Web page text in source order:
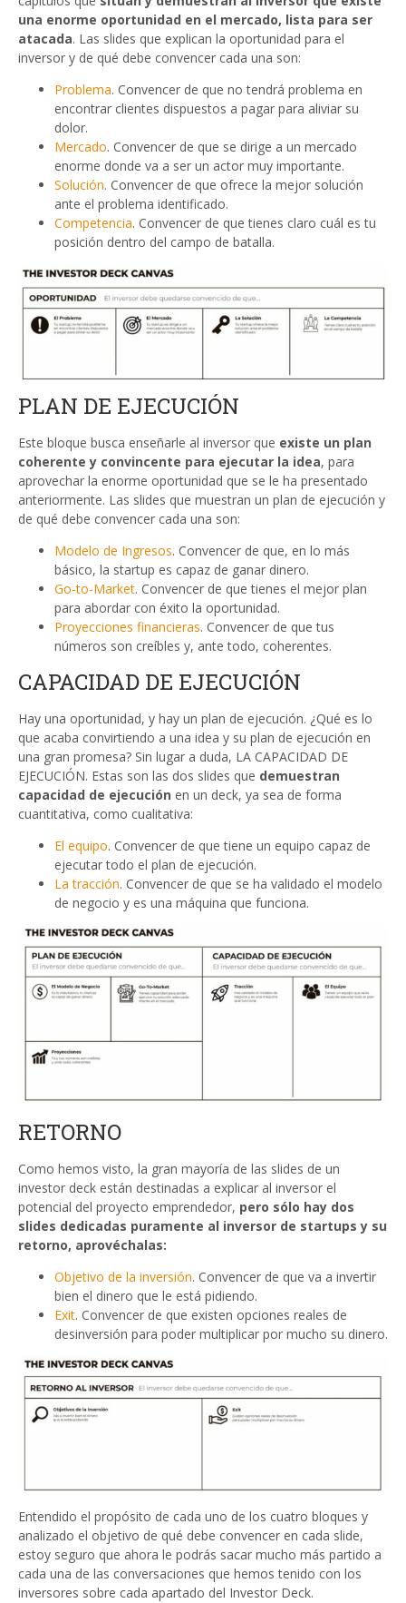
una enorme oportunidad en el mercado, lista para ser
atacada. Las slides que explican la oportunidad para el
inversor y de qué debe convencer cada una son:
Problema. Convencer de que no tendrá problema en
encontrar clientes dispuestos a pagar para aliviar su
dolor.
Mercado. Convencer de que se dirige a un mercado
enorme donde va a ser un actor muy importante.
Solución. Convencer de que ofrece la mejor solución
ante el problema identificado.
Competencia. Convencer de que tienes claro cuál es tu
posición dentro del campo de batalla.
PLAN DE EJECUCIÓN
Este bloque busca enseñarle al inversor que existe un plan
coherente y convincente para ejecutar la idea, para
aprovechar la enorme oportunidad que se le ha presentado
anteriormente. Las slides que muestran un plan de ejecución y
de qué debe convencer cada una son:
Modelo de Ingresos. Convencer de que, en lo más
básico, la startup es capaz de ganar dinero.
Go-to-Market. Convencer de que tienes el mejor plan
para abordar con éxito la oportunidad.
Proyecciones financieras. Convencer de que tus
números son creíbles y, ante todo, coherentes.
CAPACIDAD DE EJECUCIÓN
Hay una oportunidad, y hay un plan de ejecución. ¿Qué es lo
que acaba convirtiendo a una idea y su plan de ejecución en
una gran promesa? Sin lugar a duda, LA CAPACIDAD DE
EJECUCIÓN. Estas son las dos slides que demuestran
capacidad de ejecución en un deck, ya sea de forma
cuantitativa, como cualitativa:
El equipo. Convencer de que tiene un equipo capaz de
ejecutar todo el plan de ejecución.
La tracción. Convencer de que se ha validado el modelo
de negocio y es una máquina que funciona.
RETORNO
Como hemos visto, la gran mayoría de las slides de un
investor deck están destinadas a explicar al inversor el
potencial del proyecto emprendedor, pero sólo hay dos
slides dedicadas puramente al inversor de startups y su
retorno, aprovéchalas:
Objetivo de la inversión. Convencer de que va a invertir
bien el dinero que le está pidiendo.
Exit. Convencer de que existen opciones reales de
desinversión para poder multiplicar por mucho su dinero.
Entendido el propósito de cada uno de los cuatro bloques y
analizado el objetivo de qué debe convencer en cada slide,
estoy seguro que ahora le podrás sacar mucho más partido a
cada una de las conversaciones que hemos tenido con los
inversores sobre cada apartado del Investor Deck.